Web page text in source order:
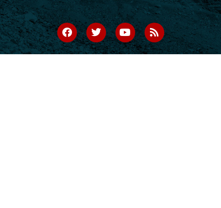
F
a
c
e
T
w
i
t
Y
o
u
t
R
s
s